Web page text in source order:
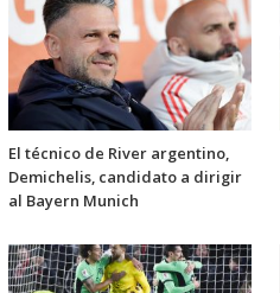
El técnico de River argentino,
Demichelis, candidato a dirigir
al Bayern Munich